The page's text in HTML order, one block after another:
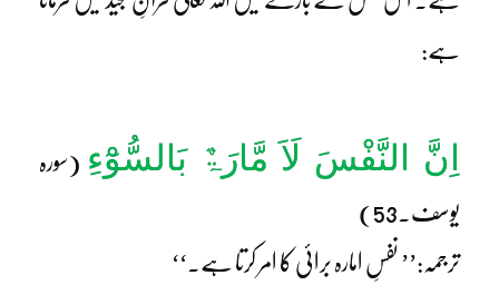
ہے:
اِنَّ النَّفْسَ لَاَ مَّارَۃٌ بَالسُّوْٓءِ (سورہ
یوسف۔53)
ترجمہ:’’ نفسِ امارہ برائی کا امر کرتا ہے۔‘‘